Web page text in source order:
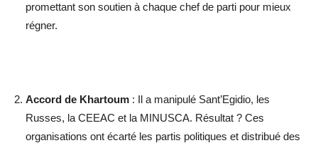
promettant son soutien à chaque chef de parti pour mieux
régner.
Accord de Khartoum : Il a manipulé Sant’Egidio, les
Russes, la CEEAC et la MINUSCA. Résultat ? Ces
organisations ont écarté les partis politiques et distribué des